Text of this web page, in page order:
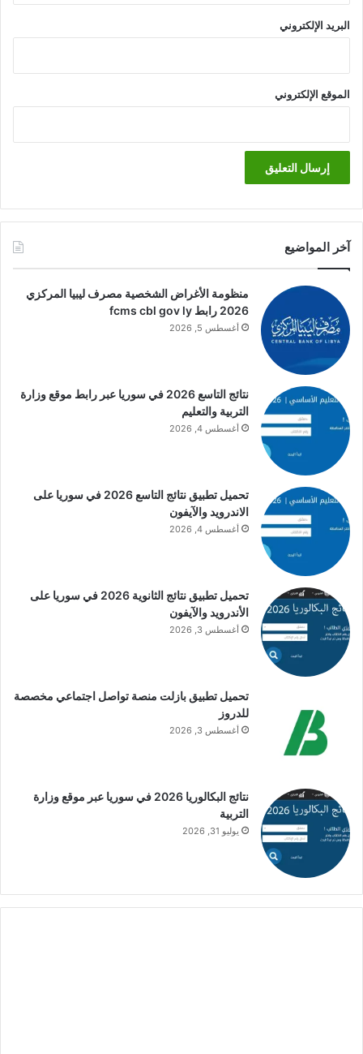
البريد الإلكتروني
الموقع الإلكتروني
آخر المواضيع
منظومة الأغراض الشخصية مصرف ليبيا المركزي
2026 رابط fcms cbl gov ly
أغسطس 5, 2026
نتائج التاسع 2026 في سوريا عبر رابط موقع وزارة
التربية والتعليم
أغسطس 4, 2026
تحميل تطبيق نتائج التاسع 2026 في سوريا على
الاندرويد والآيفون
أغسطس 4, 2026
تحميل تطبيق نتائج الثانوية 2026 في سوريا على
الأندرويد والآيفون
أغسطس 3, 2026
تحميل تطبيق بازلت منصة تواصل اجتماعي مخصصة
للدروز
أغسطس 3, 2026
نتائج البكالوريا 2026 في سوريا عبر موقع وزارة
التربية
يوليو 31, 2026